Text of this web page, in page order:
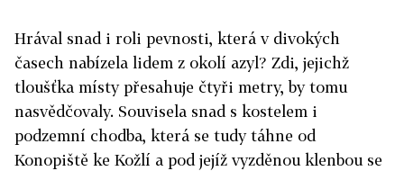
Hrával snad i roli pevnosti, která v divokých
časech nabízela lidem z okolí azyl? Zdi, jejichž
tloušťka místy přesahuje čtyři metry, by tomu
nasvědčovaly. Souvisela snad s kostelem i
podzemní chodba, která se tudy táhne od
Konopiště ke Kožlí a pod jejíž vyzděnou klenbou se